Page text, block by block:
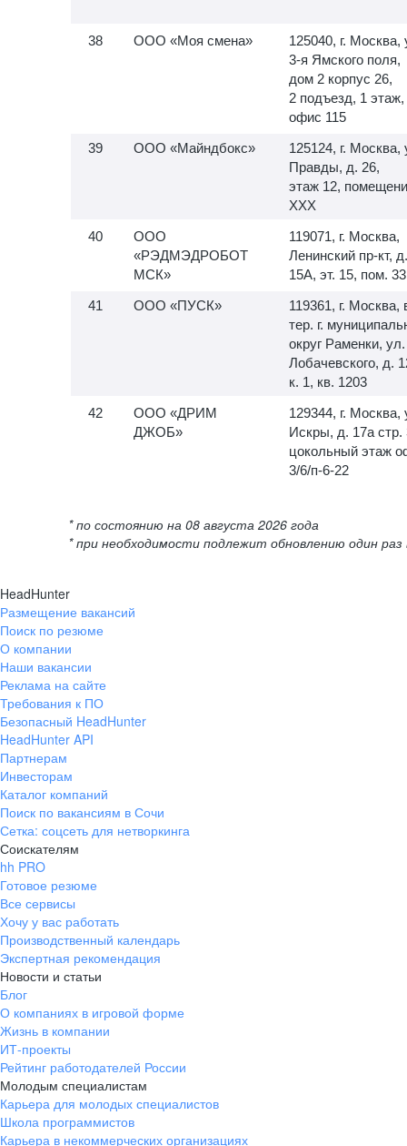
ООО «Моя смена»
125040, г. Москва,
3-я Ямского поля,
дом 2 корпус 26,
2 подъезд, 1 этаж,
офис 115
ООО «Майндбокс»
125124, г. Москва,
Правды, д. 26,
этаж 12,
XXX
ООО
«РЭДМЭДРОБОТ
МСК»
119071, г. Москва,
Ленинский пр-кт, д.
15А, эт. 15, пом. 33
ООО «ПУСК»
119361, г. Москва,
тер. г.
округ Раменки, ул.
Лобачевского, д.
к. 1, кв. 1203
ООО «ДРИМ
ДЖОБ»
129344, г. Москва,
Искры, д. 17а стр.
цокольный этаж
3/6/п-6-22
* по состоянию на 08 августа 2026 года
* при необходимости подлежит обновлению один раз
HeadHunter
Размещение вакансий
Поиск по резюме
О компании
Наши вакансии
Реклама на сайте
Требования к ПО
Безопасный HeadHunter
HeadHunter API
Партнерам
Инвесторам
Каталог компаний
Поиск по вакансиям в Сочи
Сетка: соцсеть для нетворкинга
Соискателям
hh PRO
Готовое резюме
Все сервисы
Хочу у вас работать
Производственный календарь
Экспертная рекомендация
Новости и статьи
Блог
О компаниях в игровой форме
Жизнь в компании
ИТ-проекты
Рейтинг работодателей России
Молодым специалистам
Карьера для молодых специалистов
Школа программистов
Карьера в некоммерческих организациях